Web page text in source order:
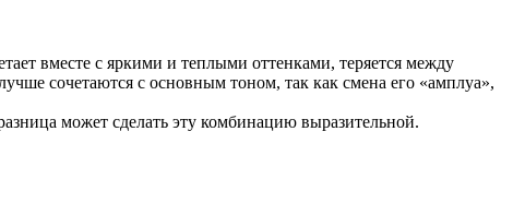
вместе с яркими и теплыми оттенками, теряется между
сочетаются с основным тоном, так как смена его «амплуа»,
может сделать эту комбинацию выразительной.